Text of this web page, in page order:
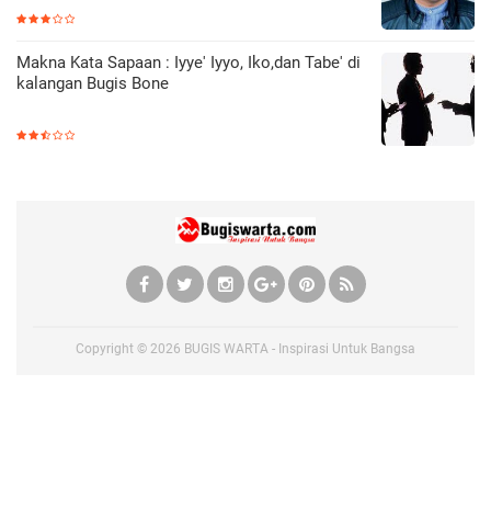
Makna Kata Sapaan : Iyye' Iyyo, Iko,dan Tabe' di
kalangan Bugis Bone
Copyright © 2026 BUGIS WARTA - Inspirasi Untuk Bangsa